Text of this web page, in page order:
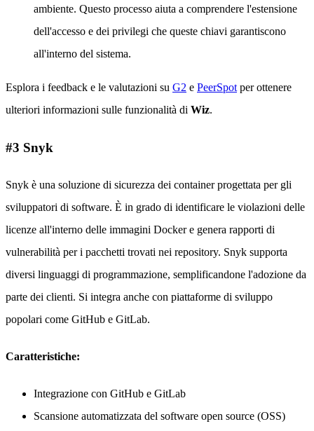
ambiente. Questo processo aiuta a comprendere l'estensione
dell'accesso e dei privilegi che queste chiavi garantiscono
all'interno del sistema.
Esplora i feedback e le valutazioni su G2 e PeerSpot per ottenere
ulteriori informazioni sulle funzionalità di Wiz.
#3 Snyk
Snyk è una soluzione di sicurezza dei container progettata per gli
sviluppatori di software. È in grado di identificare le violazioni delle
licenze all'interno delle immagini Docker e genera rapporti di
vulnerabilità per i pacchetti trovati nei repository. Snyk supporta
diversi linguaggi di programmazione, semplificandone l'adozione da
parte dei clienti. Si integra anche con piattaforme di sviluppo
popolari come GitHub e GitLab.
Caratteristiche:
Integrazione con GitHub e GitLab
Scansione automatizzata del software open source (OSS)